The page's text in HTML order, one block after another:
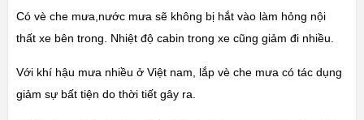
Có vè che mưa,nước mưa sẽ không bị hắt vào làm hỏng nội
thất xe bên trong. Nhiệt độ cabin trong xe cũng giảm đi nhiều.
Với khí hậu mưa nhiều ở Việt nam, lắp vè che mưa có tác dụng
giảm sự bất tiện do thời tiết gây ra.